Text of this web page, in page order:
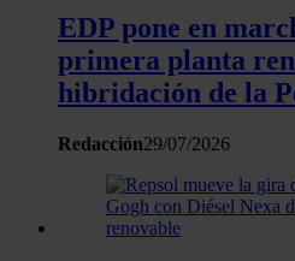
EDP pone en
primera planta
hibridación de la
Redacción29/07/2026